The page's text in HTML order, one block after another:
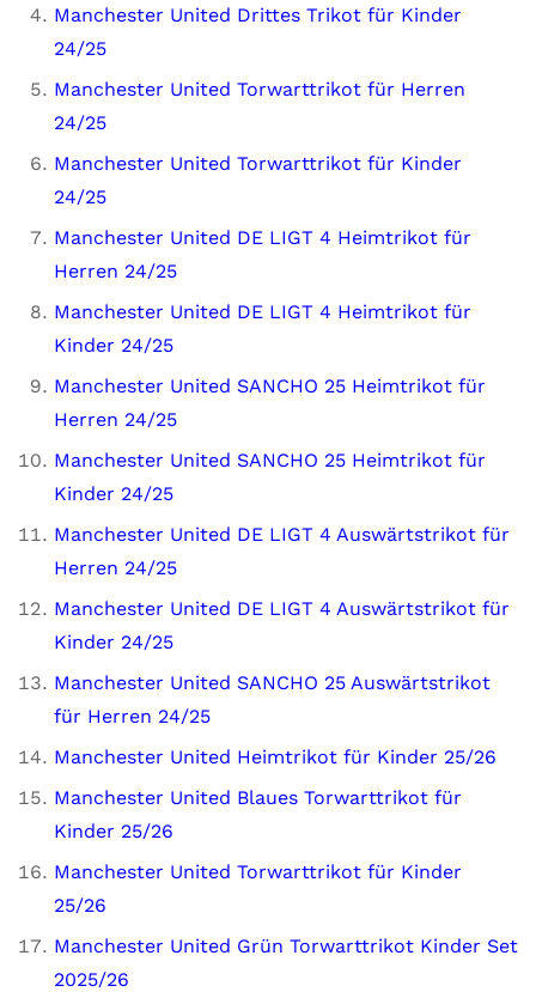
Manchester United Drittes Trikot für Kinder
24/25
Manchester United Torwarttrikot für Herren
24/25
Manchester United Torwarttrikot für Kinder
24/25
Manchester United DE LIGT 4 Heimtrikot für
Herren 24/25
Manchester United DE LIGT 4 Heimtrikot für
Kinder 24/25
Manchester United SANCHO 25 Heimtrikot für
Herren 24/25
Manchester United SANCHO 25 Heimtrikot für
Kinder 24/25
Manchester United DE LIGT 4 Auswärtstrikot für
Herren 24/25
Manchester United DE LIGT 4 Auswärtstrikot für
Kinder 24/25
Manchester United SANCHO 25 Auswärtstrikot
für Herren 24/25
Manchester United Heimtrikot für Kinder 25/26
Manchester United Blaues Torwarttrikot für
Kinder 25/26
Manchester United Torwarttrikot für Kinder
25/26
Manchester United Grün Torwarttrikot Kinder Set
2025/26